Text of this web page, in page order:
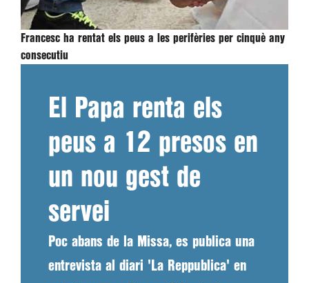
Francesc ha rentat els peus a les perifèries per cinquè any
consecutiu
El Papa renta els
peus a 12 presos en
un nou gest de
servei
Poc abans de la Missa, es publica una
entrevista al diari 'La Reppublica' en